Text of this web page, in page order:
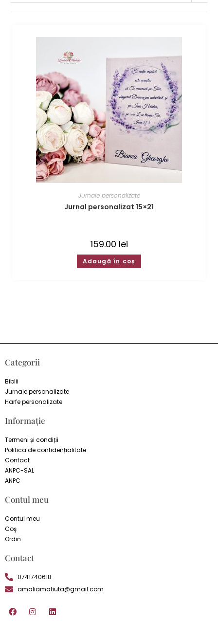
Jurnale personalizate
Jurnal personalizat 15×21
159.00 lei
Adaugă în coș
Categorii
Biblii
Jurnale personalizate
Harfe personalizate
Informație
Termeni și condiții
Politica de confidențialitate
Contact
ANPC-SAL
ANPC
Contul meu
Contul meu
Coş
Ordin
Contact
0741740618
amaliamatiuta@gmail.com